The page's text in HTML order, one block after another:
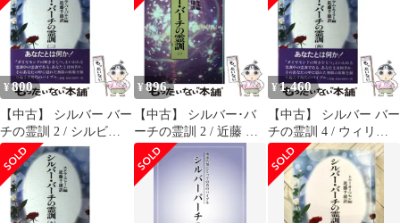
¥800
【中古】 シルバー バー
チの霊訓 2 / シルビア
バーバネル、 近藤 千雄
/ 潮文社
¥ 896
【中古】 シルバー･バ
ーチの霊訓 2 / 近藤 千
雄、シルビア･バーバネ
ル / 潮文社
¥ 1,460
【中古】 シルバー バー
チの霊訓 4 / ウィリア
ム ネイラー、 近藤 千
雄 / 潮文社